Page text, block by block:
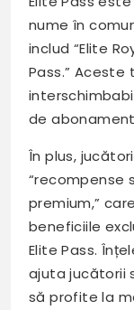
nume în
includ “Elite
Pass.”
de
În plus,
“recompense
premium,”
beneficiile
Elite Pass.
ajuta jucătorii
să profite la